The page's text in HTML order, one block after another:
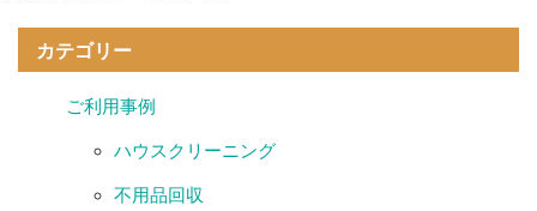
カテゴリー
ご利用事例
ハウスクリーニング
不用品回収